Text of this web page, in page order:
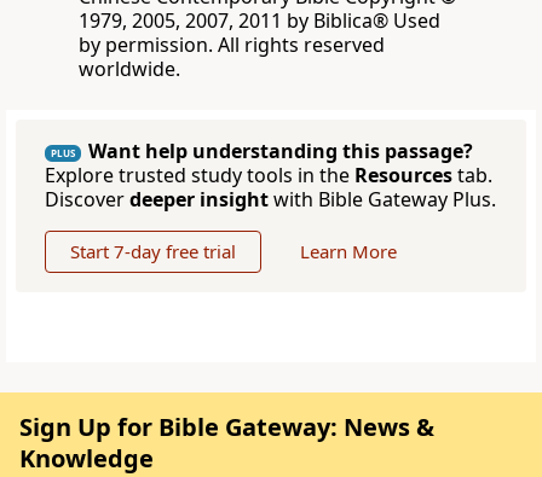
1979, 2005, 2007, 2011 by Biblica® Used
by permission. All rights reserved
worldwide.
PLUS
Want help understanding this passage?
Explore trusted study tools in the Resourcestab.
Discoverdeeper insightwith Bible Gateway Plus.
Start 7-day free trial Learn More
Sign Up for Bible Gateway: News &
Knowledge